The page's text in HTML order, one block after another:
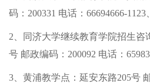
码：200331 电话：66694666-1123
2、同济大学继续教育学院招生咨
号 邮政编码：200092 电话：
3、黄浦教学点：延安东路205号